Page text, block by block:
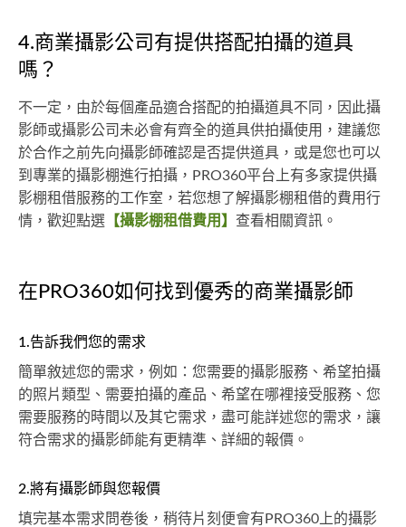
4.商業攝影公司有提供搭配拍攝的道具
嗎？
不一定，由於每個產品適合搭配的拍攝道具不同，因此攝
影師或攝影公司未必會有齊全的道具供拍攝使用，建議您
於合作之前先向攝影師確認是否提供道具，或是您也可以
到專業的攝影棚進行拍攝，PRO360平台上有多家提供攝
影棚租借服務的工作室，若您想了解攝影棚租借的費用行
情，歡迎點選 【攝影棚租借費用】 查看相關資訊。
在PRO360如何找到優秀的商業攝影師
1.告訴我們您的需求
簡單敘述您的需求，例如：您需要的攝影服務、希望拍攝
的照片類型、需要拍攝的產品、希望在哪裡接受服務、您
需要服務的時間以及其它需求，盡可能詳述您的需求，讓
符合需求的攝影師能有更精準、詳細的報價。
2.將有攝影師與您報價
填完基本需求問卷後，稍待片刻便會有PRO360上的攝影